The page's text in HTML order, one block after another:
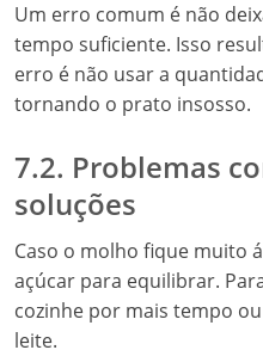
Um erro comum é não
tempo suficiente. Isso
erro é não usar a
tornando o prato insosso.
7.2. Problemas
soluções
Caso o molho fique muito
açúcar para equilibrar.
cozinhe por mais tempo
leite.